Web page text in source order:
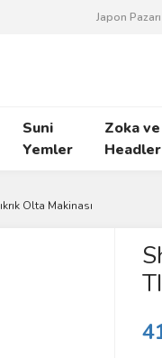
Japon
Suni
Yemler
Zoka
Headler
Olta Makinası